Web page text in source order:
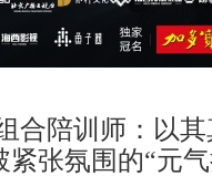
陪训师： 以
紧张氛围的“元